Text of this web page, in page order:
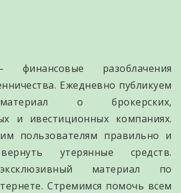
– финансовые разоблачения
Ежедневно публикуем
о брокерских,
и ивестиционных компаниях.
пользователям правильно и
утерянные средств.
материал по
Стремимся помочь всем